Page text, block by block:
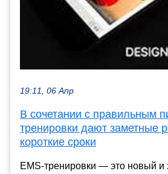
19:11, 06 Апр
В сочетании с правильным
тренировки дают заметные
короткие сроки
EMS-тренировки — это новый